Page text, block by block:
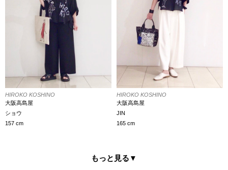
HIROKO KOSHINO
大阪高島屋
ショウ
157 cm
HIROKO KOSHINO
大阪高島屋
JIN
165 cm
もっと見る ▼